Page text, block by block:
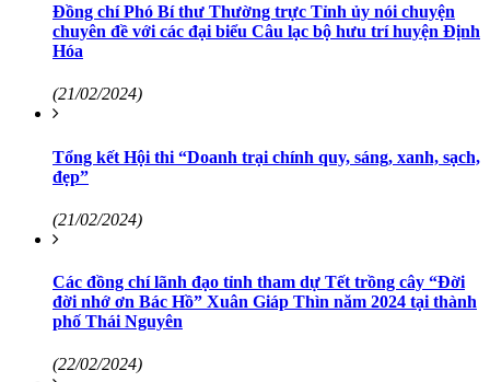
Đồng chí Phó Bí thư Thường trực Tỉnh ủy nói chuyện
chuyên đề với các đại biểu Câu lạc bộ hưu trí huyện Định
Hóa
(21/02/2024)
Tổng kết Hội thi “Doanh trại chính quy, sáng, xanh, sạch,
đẹp”
(21/02/2024)
Các đồng chí lãnh đạo tỉnh tham dự Tết trồng cây “Đời
đời nhớ ơn Bác Hồ” Xuân Giáp Thìn năm 2024 tại thành
phố Thái Nguyên
(22/02/2024)